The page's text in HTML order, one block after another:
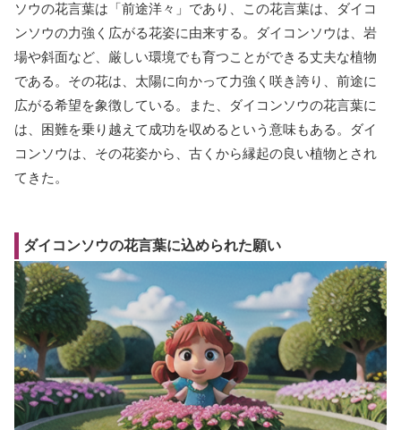
ソウの花言葉は「前途洋々」であり、この花言葉は、ダイコ
ンソウの力強く広がる花姿に由来する。ダイコンソウは、岩
場や斜面など、厳しい環境でも育つことができる丈夫な植物
である。その花は、太陽に向かって力強く咲き誇り、前途に
広がる希望を象徴している。また、ダイコンソウの花言葉に
は、困難を乗り越えて成功を収めるという意味もある。ダイ
コンソウは、その花姿から、古くから縁起の良い植物とされ
てきた。
ダイコンソウの花言葉に込められた願い